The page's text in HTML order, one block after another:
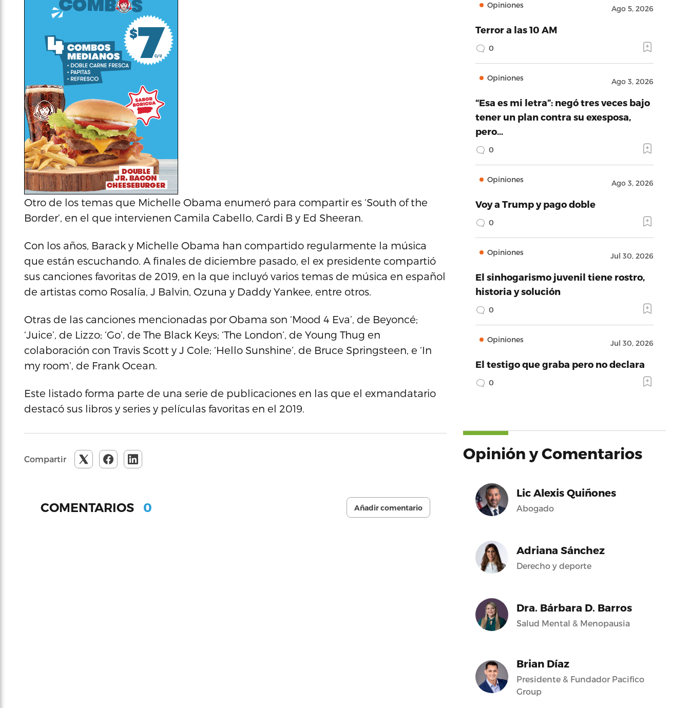
Otro de los temas que Michelle Obama enumeró para compartir es ‘South of the
Border’, en el que intervienen Camila Cabello, Cardi B y Ed Sheeran.
Con los años, Barack y Michelle Obama han compartido regularmente la música
que están escuchando. A finales de diciembre pasado, el ex presidente compartió
sus canciones favoritas de 2019, en la que incluyó varios temas de música en español
de artistas como Rosalía, J Balvin, Ozuna y Daddy Yankee, entre otros.
Otras de las canciones mencionadas por Obama son ‘Mood 4 Eva’, de Beyoncé;
‘Juice’, de Lizzo; ‘Go’, de The Black Keys; ‘The London’, de Young Thug en
colaboración con Travis Scott y J Cole; ‘Hello Sunshine’, de Bruce Springsteen, e ‘In
my room’, de Frank Ocean.
Este listado forma parte de una serie de publicaciones en las que el exmandatario
destacó sus libros y series y películas favoritas en el 2019.
Compartir
COMENTARIOS 0 Añadir comentario
Opiniones Ago 5, 2026
Terror a las 10 AM
0
Opiniones Ago 3, 2026
“Esa es mi letra”: negó tres veces bajo
tener un plan contra su exesposa,
pero…
0
Opiniones Ago 3, 2026
Voy a Trump y pago doble
0
Opiniones Jul 30, 2026
El sinhogarismo juvenil tiene rostro,
historia y solución
0
Opiniones Jul 30, 2026
El testigo que graba pero no declara
0
Opinión y Comentarios
Lic Alexis Quiñones
Abogado
Adriana Sánchez
Derecho y deporte
Dra. Bárbara D. Barros
Salud Mental & Menopausia
Brian Díaz
Presidente & Fundador Pacifico
Group